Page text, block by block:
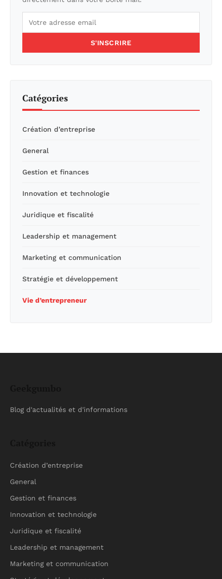
S'INSCRIRE
Catégories
Création d’entreprise
General
Gestion et finances
Innovation et technologie
Juridique et fiscalité
Leadership et management
Marketing et communication
Stratégie et développement
Vie d’entrepreneur
Blog d'actualités et d'informations
Création d’entreprise
General
Gestion et finances
Innovation et technologie
Juridique et fiscalité
Leadership et management
Marketing et communication